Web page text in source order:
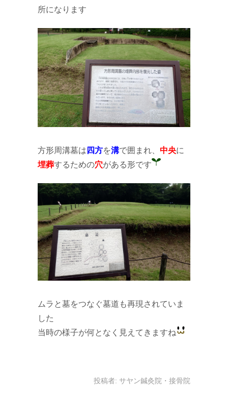
所になります
方形周溝墓は 四方を溝で囲まれ、 中央に
埋葬するための穴がある形です
ムラと墓をつなぐ墓道も再現されていま
した
当時の様子が何となく見えてきますね
投稿者: サヤン鍼灸院・接骨院